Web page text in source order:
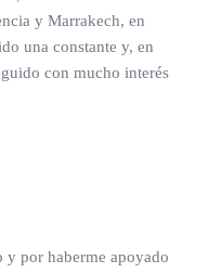
y Marrakech, en
una constante y, en
con mucho interés
por haberme apoyado